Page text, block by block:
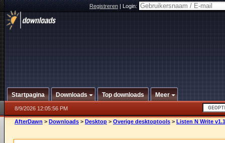
Registreren|Login:
Startpagina Downloads Top downloads Meer
8/9/2026 12:05:56 PM
AfterDawn > Downloads > Desktop > Overige desktoptools > Listen N Write